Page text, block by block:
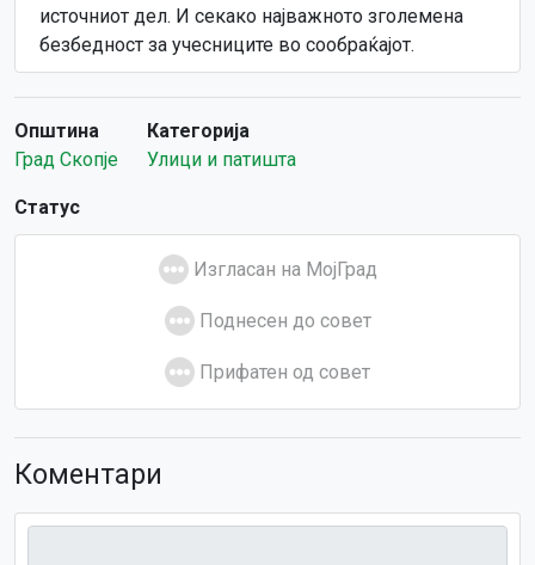
источниот дел. И секако најважното зголемена
безбедност за учесниците во сообраќајот.
Општина
Град Скопје
Категорија
Улици и патишта
Статус
Изгласан на МојГрад
Поднесен до совет
Прифатен од совет
Коментари